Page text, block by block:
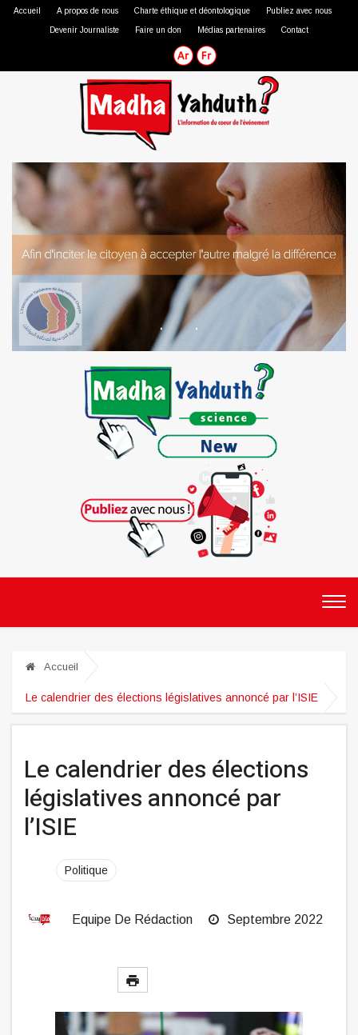
Accueil A propos de nous Charte éthique et déontologique Publiez avec nous
Devenir Journaliste Faire un don Médias partenaires Contact
Accueil
Le calendrier des élections législatives annoncé par l’ISIE
Le calendrier des élections
législatives annoncé par
l’ISIE
Politique
Equipe De Rédaction Septembre 2022